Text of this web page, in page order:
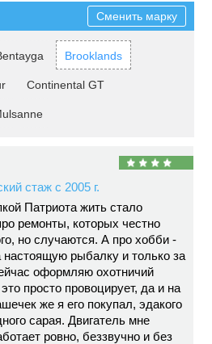
Сменить марку
Brooklands
Continental GT
стаж с 2005 г.
Патриота жить стало
ремонты, которых честно
но случаются. А про хобби -
настоящую рыбалку и только за
оформляю охотничий
просто провоцирует, да и на
же я его покупал, эдакого
сарая. Двигатель мне
ровно, беззвучно и без